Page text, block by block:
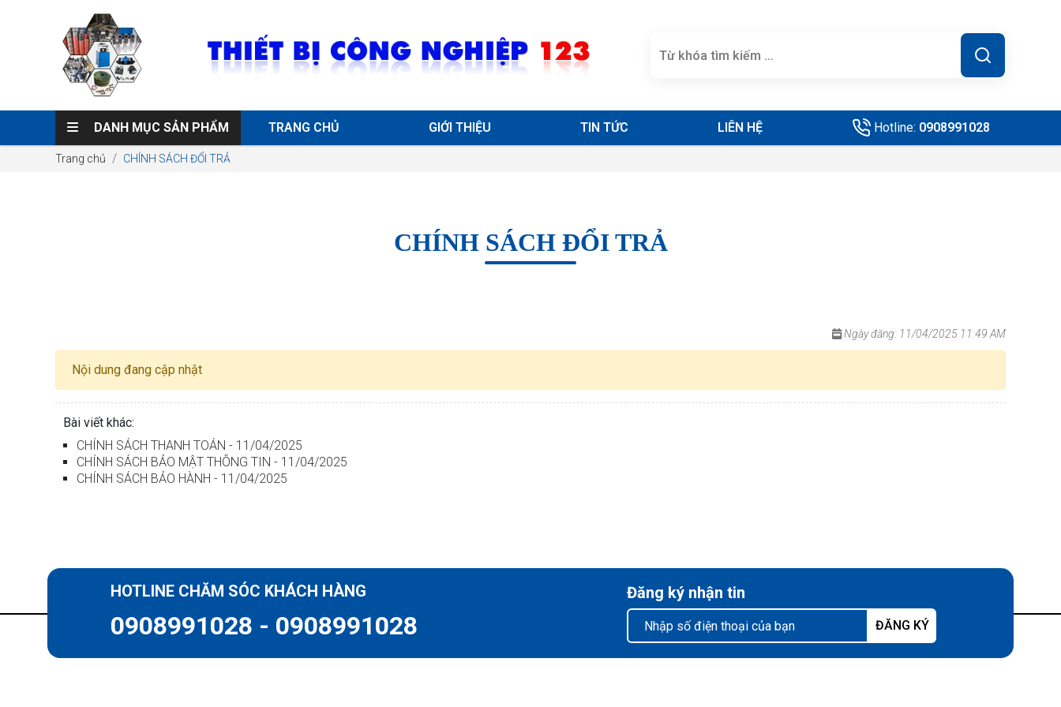
DANH MỤC SẢN PHẨM TRANG CHỦ GIỚI THIỆU TIN TỨC LIÊN HỆ Hotline: 0908991028
Trang chủ CHÍNH SÁCH ĐỔI TRẢ
CHÍNH SÁCH ĐỔI TRẢ
Ngày đăng: 11/04/2025 11:49 AM
Nội dung đang cập nhật
Bài viết khác:
CHÍNH SÁCH THANH TOÁN - 11/04/2025
CHÍNH SÁCH BẢO MẬT THÔNG TIN - 11/04/2025
CHÍNH SÁCH BẢO HÀNH - 11/04/2025
HOTLINE CHĂM SÓC KHÁCH HÀNG
0908991028 - 0908991028
Đăng ký nhận tin